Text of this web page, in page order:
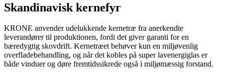
Skandinavisk kernefyr
KRONE anvender udelukkende kernetræ fra anerkendte
leverandører til produktionen, fordi det giver garanti for en
bæredygtig skovdrift. Kernetræet behøver kun en miljøvenlig
overfladebehandling, og når det kobles på super lavenergiglas er
både vinduer og døre fremtidssikrede også i miljømæssig forstand.